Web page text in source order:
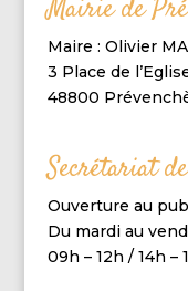
Mairie de
Maire : Olivier
3 Place de
48800
Secrétariat
Ouverture au
Du
09h – 12h / 14h –